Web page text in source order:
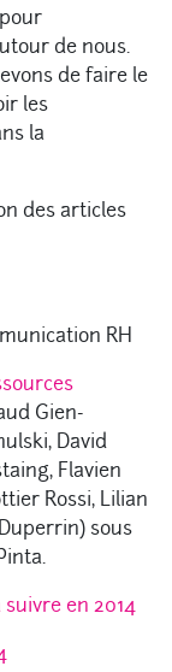
de nous.
de faire le
les
la
des articles
RH
Gien-
David
Flavien
Rossi, Lilian
sous
en 2014